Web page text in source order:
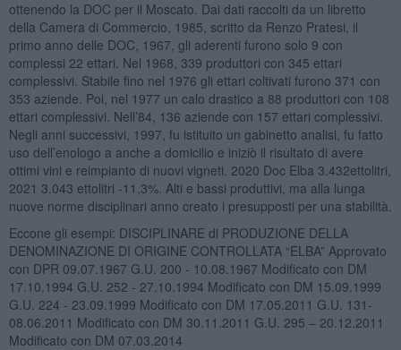
ottenendo la DOC per il Moscato. Dai dati raccolti da un libretto
della Camera di Commercio, 1985, scritto da Renzo Pratesi, il
primo anno delle DOC, 1967, gli aderenti furono solo 9 con
complessi 22 ettari. Nel 1968, 339 produttori con 345 ettari
complessivi. Stabile fino nel 1976 gli ettari coltivati furono 371 con
353 aziende. Poi, nel 1977 un calo drastico a 88 produttori con 108
ettari complessivi. Nell’84, 136 aziende con 157 ettari complessivi.
Negli anni successivi, 1997, fu istituito un gabinetto analisi, fu fatto
uso dell’enologo a anche a domicilio e iniziò il risultato di avere
ottimi vini e reimpianto di nuovi vigneti. 2020 Doc Elba 3.432ettolitri,
2021 3.043 ettolitri -11,3%. Alti e bassi produttivi, ma alla lunga
nuove norme disciplinari anno creato i presupposti per una stabilità.
Eccone gli esempi: DISCIPLINARE di PRODUZIONE DELLA
DENOMINAZIONE DI ORIGINE CONTROLLATA “ELBA” Approvato
con DPR 09.07.1967 G.U. 200 - 10.08.1967 Modificato con DM
17.10.1994 G.U. 252 - 27.10.1994 Modificato con DM 15.09.1999
G.U. 224 - 23.09.1999 Modificato con DM 17.05.2011 G.U. 131-
08.06.2011 Modificato con DM 30.11.2011 G.U. 295 – 20.12.2011
Modificato con DM 07.03.2014